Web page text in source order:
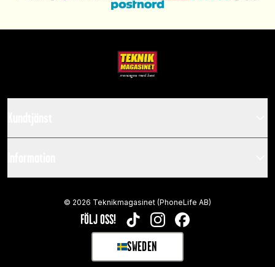
FÖLJ OSS! TIKTOKINSTAGRAMFACEBOOK
SWEDEN
SELECT MARKET
© 2026 Teknikmagasinet (PhoneLife AB)